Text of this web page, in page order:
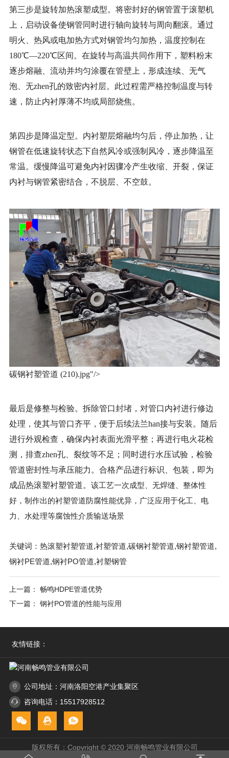
第三步是旋转加热滚塑成型。将密封好的钢管置于滚塑机
上，启动设备使钢管同时进行轴向旋转与周向翻滚。通过
明火、热风或电加热方式对钢管均匀加热，温度控制在
180℃—220℃区间。在旋转与高温共同作用下，塑料粉末
逐步熔融、流动并均匀涂覆在管壁上，形成连续、无气
泡、无zhen孔的致密内衬层。此过程需严格控制温度与转
速，防止内衬厚薄不均或局部烧焦。
第四步是降温定型。内衬塑层熔融均匀后，停止加热，让
钢管在低速旋转状态下自然风冷或强制风冷，逐步降温至
常温。缓慢降温可避免内衬因骤冷产生收缩、开裂，保证
内衬与钢管紧密结合，不脱层、不空鼓。
碳钢衬塑管道 (210).jpg"/>
最后是修整与检验。拆除管口封堵，对管口内衬进行修边
处理，使其与管口齐平，便于后续法兰han接与安装。随后
进行外观检查，确保内衬表面光滑平整；再进行电火花检
测，排查zhen孔、裂纹等不足；同时进行水压试验，检验
管道密封性与承压能力。合格产品进行标识、包装，即为
成品热滚塑衬塑管道。 该工艺一次成型、无焊缝、整体性
好，制作出的衬塑管道防腐性能优异，广泛应用于化工、电
力、水处理等腐蚀性介质输送场景
关键词：热滚塑衬塑管道,衬塑管道,碳钢衬塑管道,钢衬塑管道,
钢衬PE管道,钢衬PO管道,衬塑钢管
上一篇： 畅鸣HDPE管道优势
下一篇： 钢衬PO管道的性能与应用
友情链接：
公司地址：河南洛阳空港产业集聚区
咨询电话：15517928512
版权所有：Copyright © 2020 河南畅鸣管业有限公司